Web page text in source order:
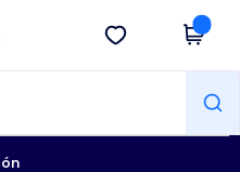
Descargar app